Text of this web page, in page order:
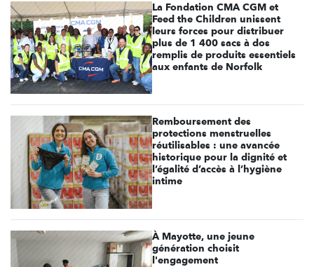
La Fondation CMA CGM et
Feed the Children unissent
leurs forces pour distribuer
plus de 1 400 sacs à dos
remplis de produits essentiels
aux enfants de Norfolk
Remboursement des
protections menstruelles
réutilisables : une avancée
historique pour la dignité et
l’égalité d’accès à l’hygiène
intime
À Mayotte, une jeune
génération choisit
l'engagement